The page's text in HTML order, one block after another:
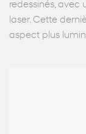
redessinés, avec
laser. Cette
aspect plus